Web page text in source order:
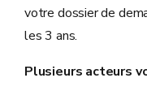
votre dossier de
les 3 ans.
Plusieurs acteurs